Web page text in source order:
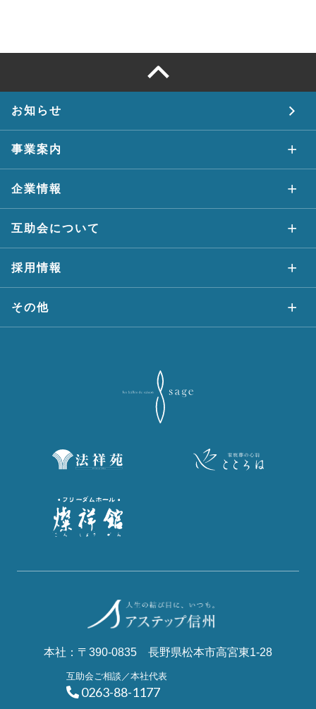
お知らせ
事業案内
企業情報
互助会について
採用情報
その他
本社：〒390-0835 長野県松本市高宮東1-28
互助会ご相談／本社代表
0263-88-1177